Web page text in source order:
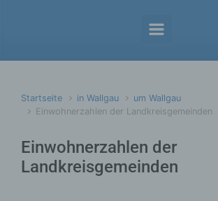
Startseite in Wallgau
um Wallgau
Einwohnerzahlen der Landkreisgemeinden
Einwohnerzahlen der
Landkreisgemeinden